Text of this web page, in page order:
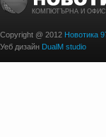
КОМПЮТЪРНА И ОФИС
Copyright @ 2012 Новотика
Уеб дизайн DualM studio